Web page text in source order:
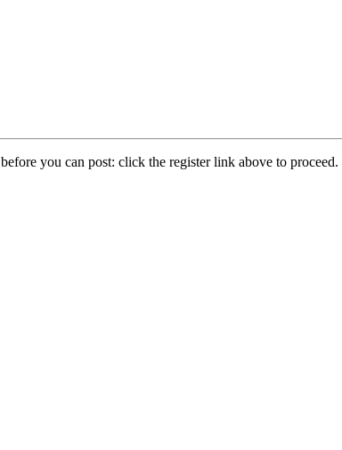
before you can post: click the register link above to